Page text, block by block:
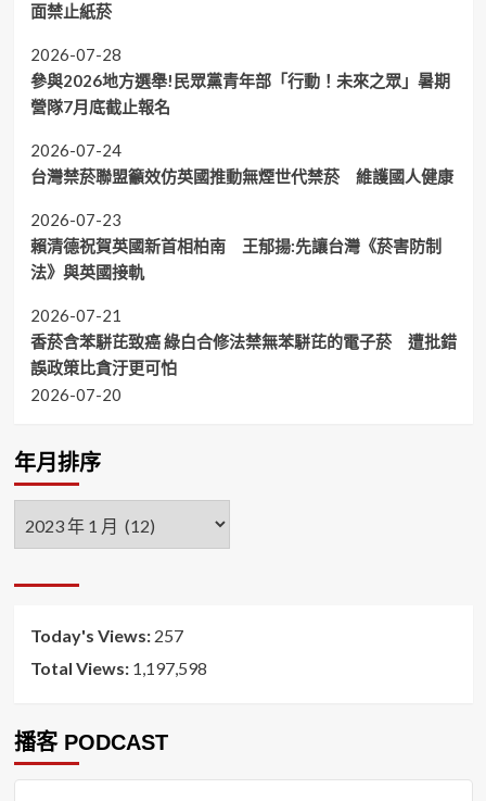
面禁止紙菸
2026-07-28
參與2026地方選舉!民眾黨青年部「行動！未來之眾」暑期
營隊7月底截止報名
2026-07-24
台灣禁菸聯盟籲效仿英國推動無煙世代禁菸 維護國人健康
2026-07-23
賴清德祝賀英國新首相柏南 王郁揚:先讓台灣《菸害防制
法》與英國接軌
2026-07-21
香菸含苯駢芘致癌 綠白合修法禁無苯駢芘的電子菸 遭批錯
誤政策比貪汙更可怕
2026-07-20
年月排序
Today's Views: 257
Total Views: 1,197,598
播客 PODCAST